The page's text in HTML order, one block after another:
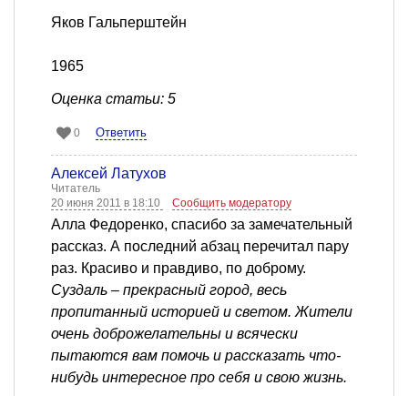
Яков Гальперштейн
1965
Оценка статьи: 5
0 Ответить
Алексей Латухов
Читатель
20 июня 2011 в 18:10
Сообщить модератору
Алла Федоренко, спасибо за замечательный
рассказ. А последний абзац перечитал пару
раз. Красиво и правдиво, по доброму.
Суздаль – прекрасный город, весь
пропитанный историей и светом. Жители
очень доброжелательны и всячески
пытаются вам помочь и рассказать что-
нибудь интересное про себя и свою жизнь.